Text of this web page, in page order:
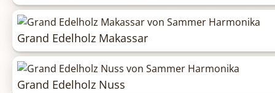
Grand Edelholz Makassar
Grand Edelholz Nuss